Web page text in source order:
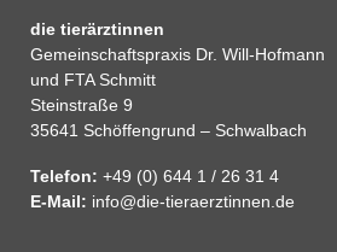
die tierärztinnen
Gemeinschaftspraxis Dr. Will-Hofmann
und FTA Schmitt
Steinstraße 9
35641 Schöffengrund – Schwalbach
Telefon: +49 (0) 644 1 / 26 31 4
E-Mail: info@die-tieraerztinnen.de